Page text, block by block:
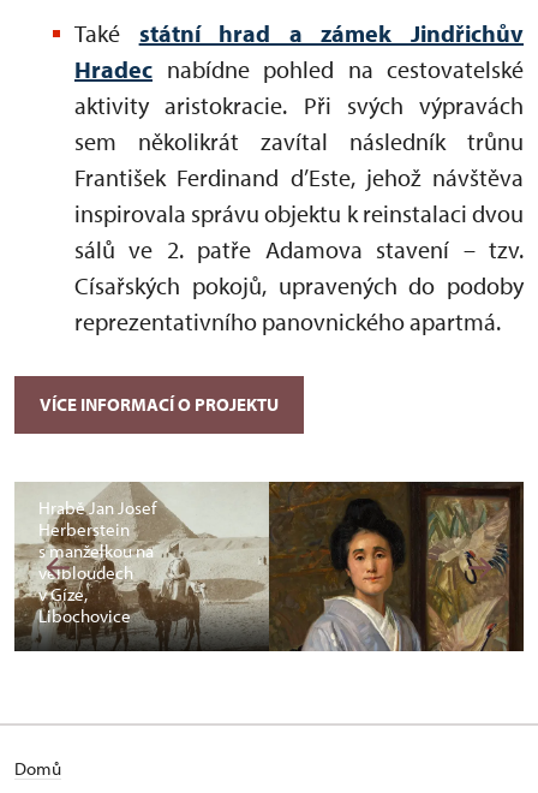
Také státní hrad a zámek Jindřichův
Hradec nabídne pohled na cestovatelské
aktivity aristokracie. Při svých výpravách
sem několikrát zavítal následník trůnu
František Ferdinand d’Este, jehož návštěva
inspirovala správu objektu k reinstalaci dvou
sálů ve 2. patře Adamova stavení – tzv.
Císařských pokojů, upravených do podoby
reprezentativního panovnického apartmá.
VÍCE INFORMACÍ O PROJEKTU
Hrabě Jan Josef
Herberstein
s manželkou na
velbloudech
v Gíze,
Libochovice
Domů